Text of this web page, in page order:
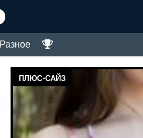
Разное
ПЛЮС-САЙЗ